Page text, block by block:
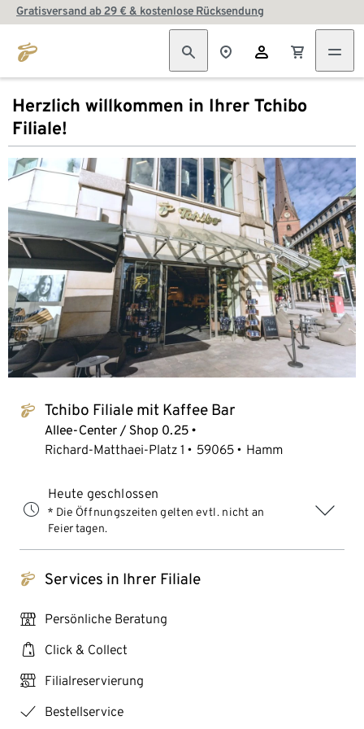
Gratisversand ab 29 € & kostenlose Rücksendung
Herzlich willkommen in Ihrer Tchibo
Filiale!
tchibo_logo Tchibo Filiale mit Kaffee Bar
Allee-Center / Shop 0.25
Richard-Matthaei-Platz 1
59065 Hamm
Heute geschlossen
* Die Öffnungszeiten gelten evtl. nicht an
Feiertagen.
tchibo_logo Services in Ihrer Filiale
personal_services Persönliche Beratung
click_collect Click & Collect
click_reserve_store Filialreservierung
checkmark Bestellservice